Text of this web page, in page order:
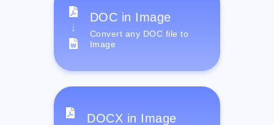
DOC in Image
Convert any DOC file to
Image
DOCX in Image